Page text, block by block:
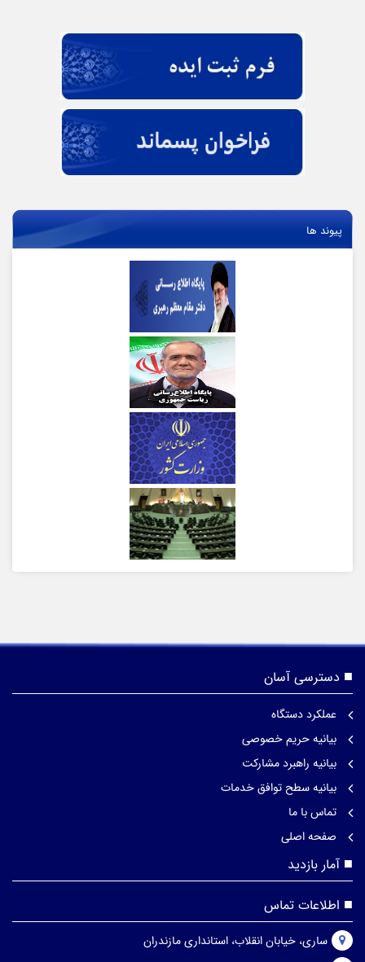
پیوند ها
دسترسی آسان
عملکرد دستگاه
بیانیه حریم خصوصی
بیانیه راهبرد مشارکت
بیانیه سطح توافق خدمات
تماس با ما
صفحه اصلی
آمار بازدید
اطلاعات تماس
ساری، خیابان انقلاب، استانداری مازندران